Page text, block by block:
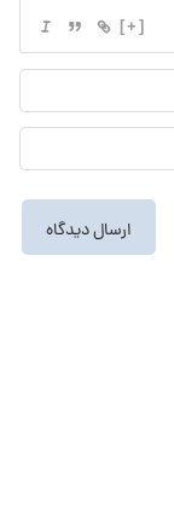
[+]
نام